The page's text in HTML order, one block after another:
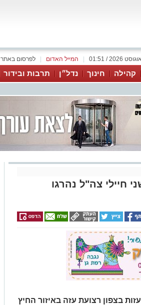
לפרסום באתר המייל האדום
קהילה חינוך נדל״ן תרבות ובידור
חיילי צה"ל נהרגו
בצפון רצועת עזה באיזור החיץ